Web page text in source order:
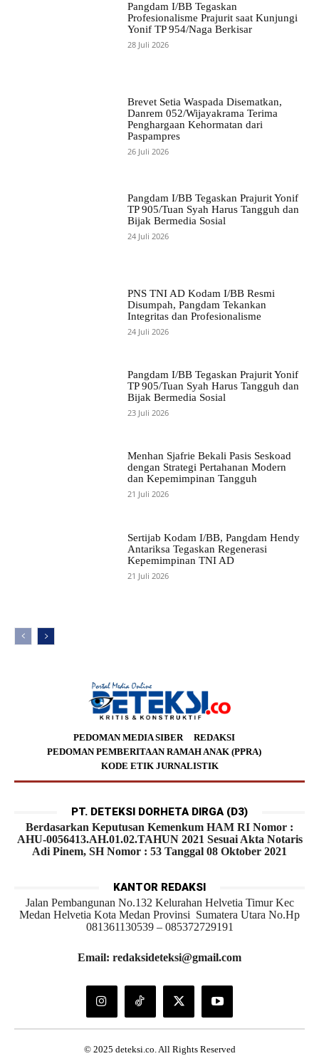
Pangdam I/BB Tegaskan
Profesionalisme Prajurit saat Kunjungi
Yonif TP 954/Naga Berkisar
28 Juli 2026
Brevet Setia Waspada Disematkan,
Danrem 052/Wijayakrama Terima
Penghargaan Kehormatan dari
Paspampres
26 Juli 2026
Pangdam I/BB Tegaskan Prajurit Yonif
TP 905/Tuan Syah Harus Tangguh dan
Bijak Bermedia Sosial
24 Juli 2026
PNS TNI AD Kodam I/BB Resmi
Disumpah, Pangdam Tekankan
Integritas dan Profesionalisme
24 Juli 2026
Pangdam I/BB Tegaskan Prajurit Yonif
TP 905/Tuan Syah Harus Tangguh dan
Bijak Bermedia Sosial
23 Juli 2026
Menhan Sjafrie Bekali Pasis Seskoad
dengan Strategi Pertahanan Modern
dan Kepemimpinan Tangguh
21 Juli 2026
Sertijab Kodam I/BB, Pangdam Hendy
Antariksa Tegaskan Regenerasi
Kepemimpinan TNI AD
21 Juli 2026
PEDOMAN MEDIA SIBER
REDAKSI
PEDOMAN PEMBERITAAN RAMAH ANAK (PPRA)
KODE ETIK JURNALISTIK
PT. DETEKSI DORHETA DIRGA (D3)
Berdasarkan Keputusan Kemenkum HAM RI Nomor :
AHU-0056413.AH.01.02.TAHUN 2021 Sesuai Akta Notaris
Adi Pinem, SH Nomor : 53 Tanggal 08 Oktober 2021
KANTOR REDAKSI
Jalan Pembangunan No.132 Kelurahan Helvetia Timur Kec
Medan Helvetia Kota Medan Provinsi Sumatera Utara No.Hp
081361130539 – 085372729191
Email: redaksideteksi@gmail.com
© 2025 deteksi.co. All Rights Reserved